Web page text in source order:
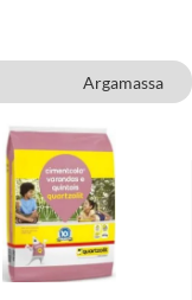
Argamassa